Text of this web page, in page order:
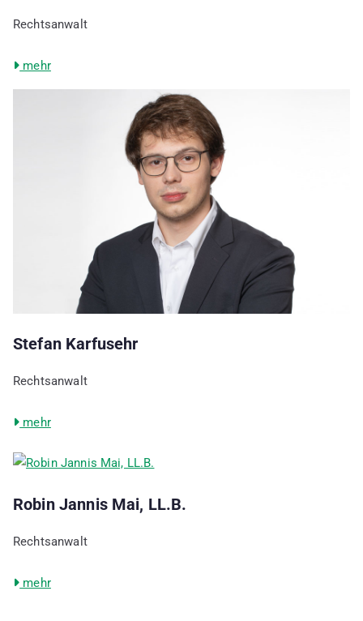
Rechtsanwalt
mehr
Stefan Karfusehr
Rechtsanwalt
mehr
Robin Jannis Mai, LL.B.
Rechtsanwalt
mehr